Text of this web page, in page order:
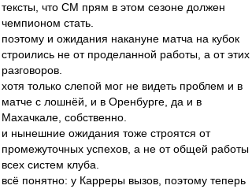
тексты, что СМ прям в этом сезоне должен
чемпионом стать.
поэтому и ожидания накануне матча на кубок
строились не от проделанной работы, а от этих
разговоров.
хотя только слепой мог не видеть проблем и в
матче с лошнёй, и в Оренбурге, да и в
Махачкале, собственно.
и нынешние ожидания тоже строятся от
промежуточных успехов, а не от общей работы
всех систем клуба.
всё понятно: у Карреры вызов, поэтому теперь